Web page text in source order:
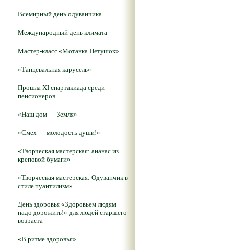
Всемирный день одуванчика
Международный день климата
Мастер-класс «Мотанка Петушок»
«Танцевальная карусель»
Прошла XI спартакиада среди
пенсионеров
«Наш дом — Земля»
«Смех — молодость души!»
«Творческая мастерская: ананас из
креповой бумаги»
«Творческая мастерская: Одуванчик в
стиле пуантилизм»
День здоровья «Здоровьем людям
надо дорожить!» для людей старшего
возраста
«В ритме здоровья»